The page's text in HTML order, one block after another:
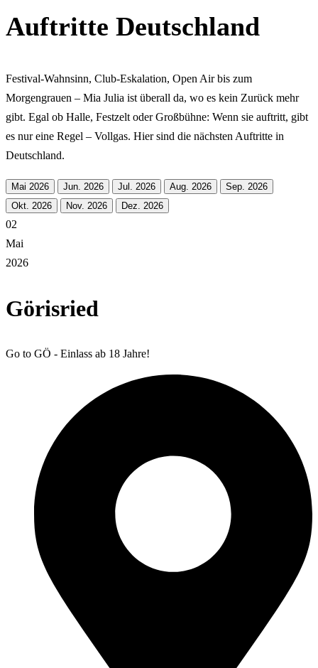
Auftritte Deutschland
Festival-Wahnsinn, Club-Eskalation, Open Air bis zum
Morgengrauen – Mia Julia ist überall da, wo es kein Zurück mehr
gibt. Egal ob Halle, Festzelt oder Großbühne: Wenn sie auftritt, gibt
es nur eine Regel – Vollgas. Hier sind die nächsten Auftritte in
Deutschland.
Mai 2026 Jun. 2026 Jul. 2026 Aug. 2026
Sep. 2026
Okt. 2026
Nov. 2026 Dez. 2026
02
Mai
2026
Görisried
Go to GÖ - Einlass ab 18 Jahre!